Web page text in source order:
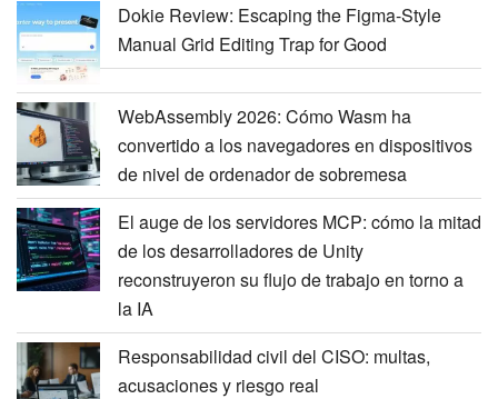
Dokie Review: Escaping the Figma-Style
Manual Grid Editing Trap for Good
WebAssembly 2026: Cómo Wasm ha
convertido a los navegadores en dispositivos
de nivel de ordenador de sobremesa
El auge de los servidores MCP: cómo la mitad
de los desarrolladores de Unity
reconstruyeron su flujo de trabajo en torno a
la IA
Responsabilidad civil del CISO: multas,
acusaciones y riesgo real